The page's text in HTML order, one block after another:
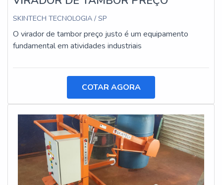
SKINTECH TECNOLOGIA / SP
O virador de tambor preço justo é um equipamento
fundamental em atividades industriais
COTAR AGORA